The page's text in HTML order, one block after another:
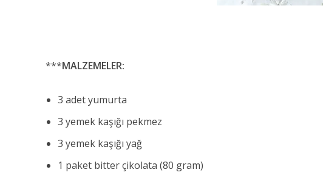
***MALZEMELER:
3 adet yumurta
3 yemek kaşığı pekmez
3 yemek kaşığı yağ
1 paket bitter çikolata (80 gram)